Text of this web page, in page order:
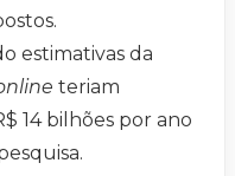
estimativas da
teriam
14 bilhões por ano